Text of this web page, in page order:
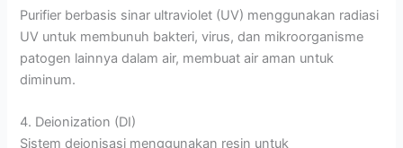
Purifier berbasis sinar ultraviolet (UV) menggunakan radiasi
UV untuk membunuh bakteri, virus, dan mikroorganisme
patogen lainnya dalam air, membuat air aman untuk
diminum.
4. Deionization (DI)
Sistem deionisasi menggunakan resin untuk